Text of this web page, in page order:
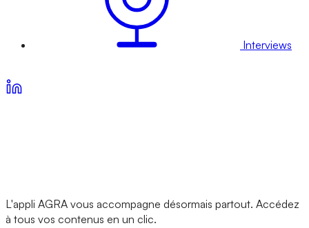
Interviews
L'appli AGRA vous accompagne désormais partout. Accédez
à tous vos contenus en un clic.